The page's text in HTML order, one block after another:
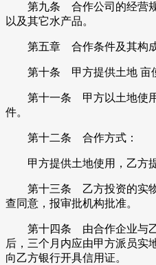
第九条 合作公司的经营规
以及其它水产品。
第五章 合作条件及其构
第十条 甲方提供土地 亩使
第十一条 甲方以土地使用
件。
第十二条 合作方式：
甲方提供土地使用，乙方提
第十三条 乙方投资的实物
查同意，报审批机构批准。
第十四条 由合作企业与乙
后，三个月内应由甲方派员实
向乙方银行开具信用证。